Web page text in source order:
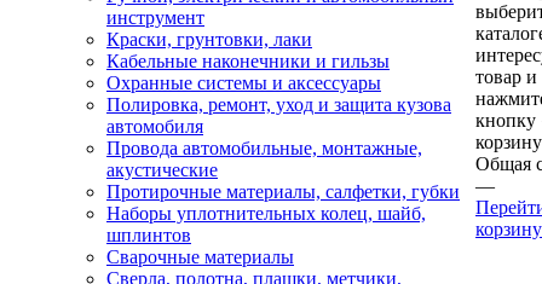
инструмент
Краски, грунтовки, лаки
Кабельные наконечники и гильзы
Охранные системы и аксессуары
Полировка, ремонт, уход и защита кузова
автомобиля
Провода автомобильные, монтажные,
акустические
Протирочные материалы, салфетки, губки
Наборы уплотнительных колец, шайб,
шплинтов
Сварочные материалы
Сверла, полотна, плашки, метчики,
товар и
кнопку
Общая
—
корзину